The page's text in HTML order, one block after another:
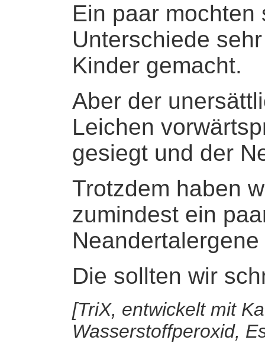
Ein paar
Unterschiede
Kinder gemacht.
Aber der
Leichen
gesiegt und der
Trotzdem haben
zumindest ein
Die sollten wir
[TriX, entwickelt mit
Wasserstoffperoxid,